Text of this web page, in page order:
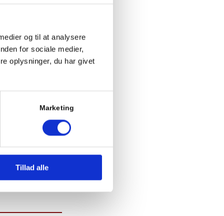
og til at analysere
for sociale medier,
oplysninger, du har givet
Marketing
Tillad alle